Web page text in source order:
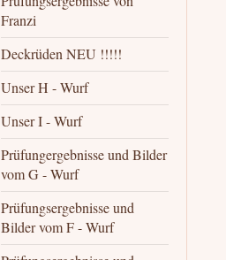
Franzi
Deckrüden NEU !!!!!
Unser H - Wurf
Unser I - Wurf
Prüfungergebnisse und Bilder
vom G - Wurf
Prüfungsergebnisse und
Bilder vom F - Wurf